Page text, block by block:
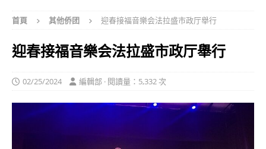
首頁 其他侨团 迎春接福音樂会法拉盛市政厅舉行
迎春接福音樂会法拉盛市政厅舉行
02/25/2024 編輯部 · 閱讀量：5,332 次